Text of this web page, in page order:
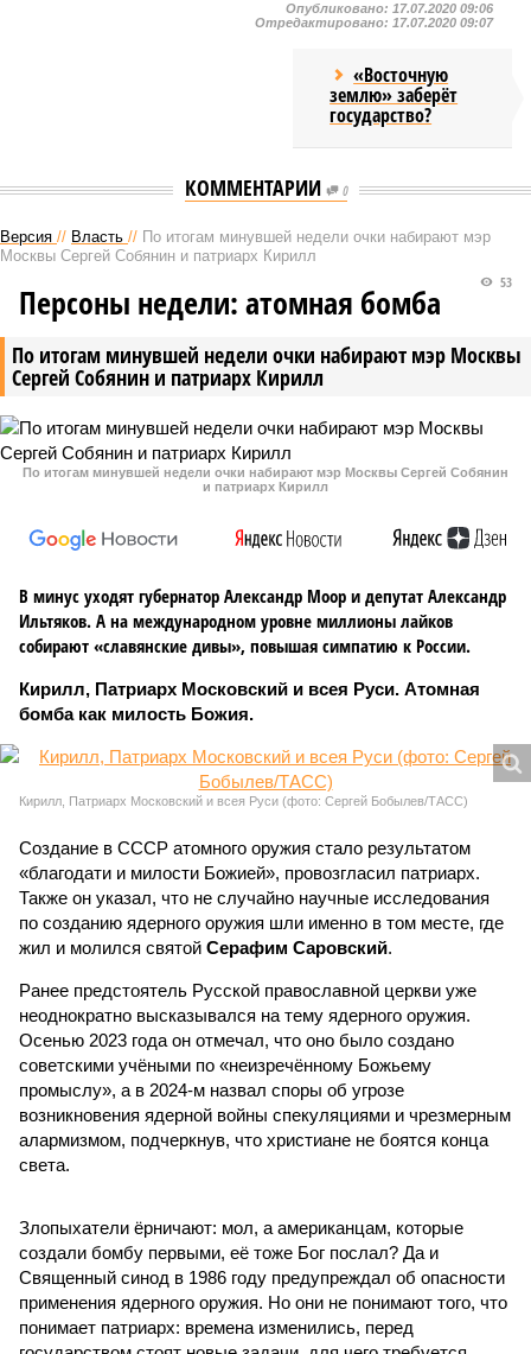
Опубликовано: 17.07.2020 09:06
Отредактировано: 17.07.2020 09:07
«Восточную
землю» заберёт
государство?
КОММЕНТАРИИ 0
Версия // Власть // По итогам минувшей недели очки набирают мэр
Москвы Сергей Собянин и патриарх Кирилл
По итогам минувшей недели очки набирают мэр Москвы
Сергей Собянин и патриарх Кирилл
53
Персоны недели: атомная бомба
По итогам минувшей недели очки набирают мэр Москвы Сергей Собянин
и патриарх Кирилл
В минус уходят губернатор Александр Моор и депутат Александр
Ильтяков. А на международном уровне миллионы лайков
собирают «славянские дивы», повышая симпатию к России.
Кирилл, Патриарх Московский и всея Руси. Атомная
бомба как милость Божия.
Кирилл, Патриарх Московский и всея Руси (фото: Сергей Бобылев/ТАСС)
Создание в СССР атомного оружия стало результатом
«благодати и милости Божией», провозгласил патриарх.
Также он указал, что не случайно научные исследования
по созданию ядерного оружия шли именно в том месте, где
жил и молился святой Серафим Саровский.
Ранее предстоятель Русской православной церкви уже
неоднократно высказывался на тему ядерного оружия.
Осенью 2023 года он отмечал, что оно было создано
советскими учёными по «неизречённому Божьему
промыслу», а в 2024-м назвал споры об угрозе
возникновения ядерной войны спекуляциями и чрезмерным
алармизмом, подчеркнув, что христиане не боятся конца
света.
Злопыхатели ёрничают: мол, а американцам, которые
создали бомбу первыми, её тоже Бог послал? Да и
Священный синод в 1986 году предупреждал об опасности
применения ядерного оружия. Но они не понимают того, что
понимает патриарх: времена изменились, перед